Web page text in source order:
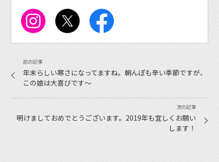
年末らしい寒さになってますね。朝んぽも辛い季節ですが、
この娘は大喜びです〜
明けましておめでとうございます。2019年も宜しくお願い
します！